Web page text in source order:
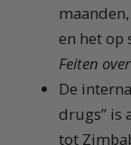
en het op
Feiten
De
drugs” is
tot